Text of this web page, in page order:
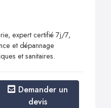
expert certifié 7j/7,
et dépannage
et sanitaires.
Demander un
devis